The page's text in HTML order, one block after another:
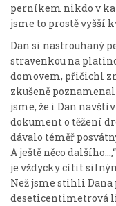
perníkem nikdo v
jsme to prostě vyšší
Dan si nastrouhaný
stravenkou na
domovem, přičichl
zkušeně
jsme, že i Dan
dokument o těžení
dávalo téměř
A ještě něco
je vždycky cítit
Než jsme stihli
deseticentimetrová